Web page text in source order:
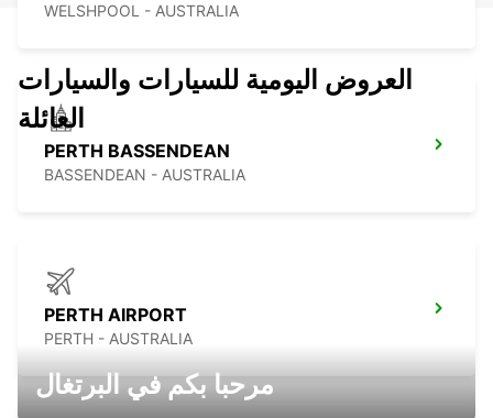
WELSHPOOL - AUSTRALIA
PERTH BASSENDEAN
BASSENDEAN - AUSTRALIA
PERTH AIRPORT
PERTH - AUSTRALIA
العروض اليومية للسيارات والسيارات
العائلة
مرحبا بكم في البرتغال